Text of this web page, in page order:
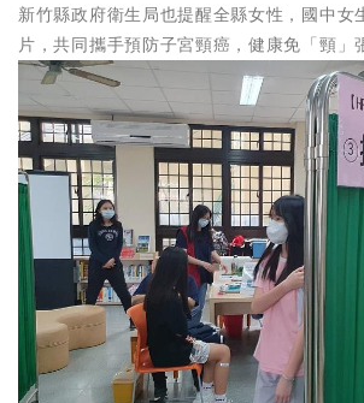
新竹縣政府衛生局也提醒全縣女性，國中女
片，共同攜手預防子宮頸癌，健康免「頸」